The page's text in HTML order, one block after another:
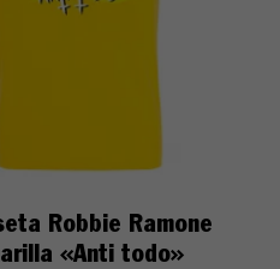
Robbie Ramone
«Anti todo»